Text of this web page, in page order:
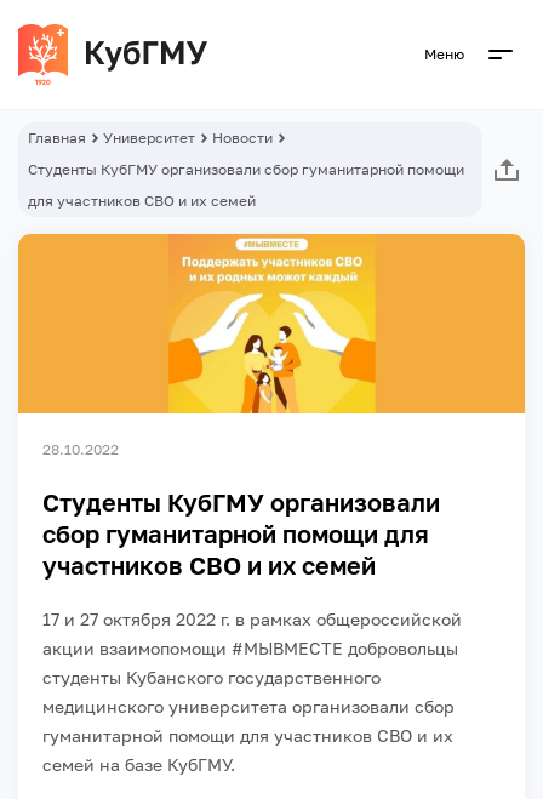
Меню
Главная Университет
Новости
Студенты КубГМУ организовали сбор гуманитарной помощи
для участников СВО и их семей
28.10.2022
Студенты КубГМУ организовали
сбор гуманитарной помощи для
участников СВО и их семей
17 и 27 октября 2022 г. в рамках общероссийской
акции взаимопомощи #МЫВМЕСТЕ добровольцы
студенты Кубанского государственного
медицинского университета организовали сбор
гуманитарной помощи для участников СВО и их
семей на базе КубГМУ.